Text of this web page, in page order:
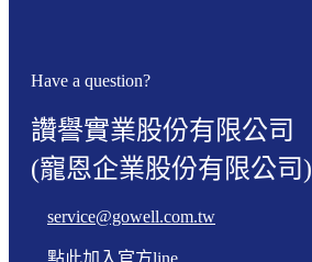
Have a question?
讚譽實業股份有限公司
(寵恩企業股份有限公司)
service@gowell.com.tw
點此加入官方line